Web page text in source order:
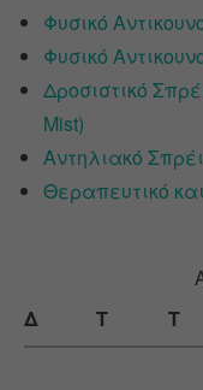
Φυσικό
Φυσικό
Δροσιστικό
Mist)
Αντηλιακό
Θεραπευτικό
Δ
Τ Τ